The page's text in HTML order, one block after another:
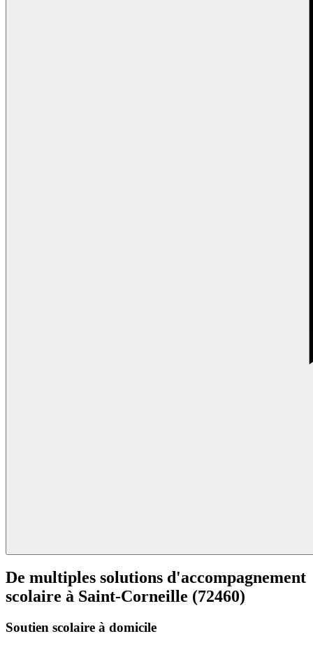
De multiples solutions d'accompagnement
scolaire à Saint-Corneille (72460)
Soutien scolaire à domicile